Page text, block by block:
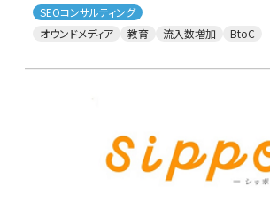
SEOコンサルティング
オウンドメディア
教育 流入数増加 BtoC